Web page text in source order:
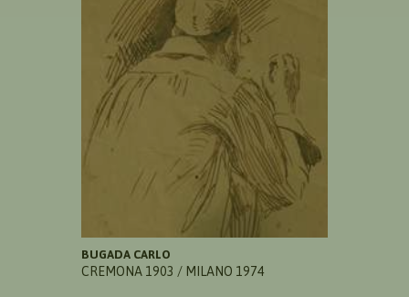
BUGADA CARLO
CREMONA 1903 / MILANO 1974